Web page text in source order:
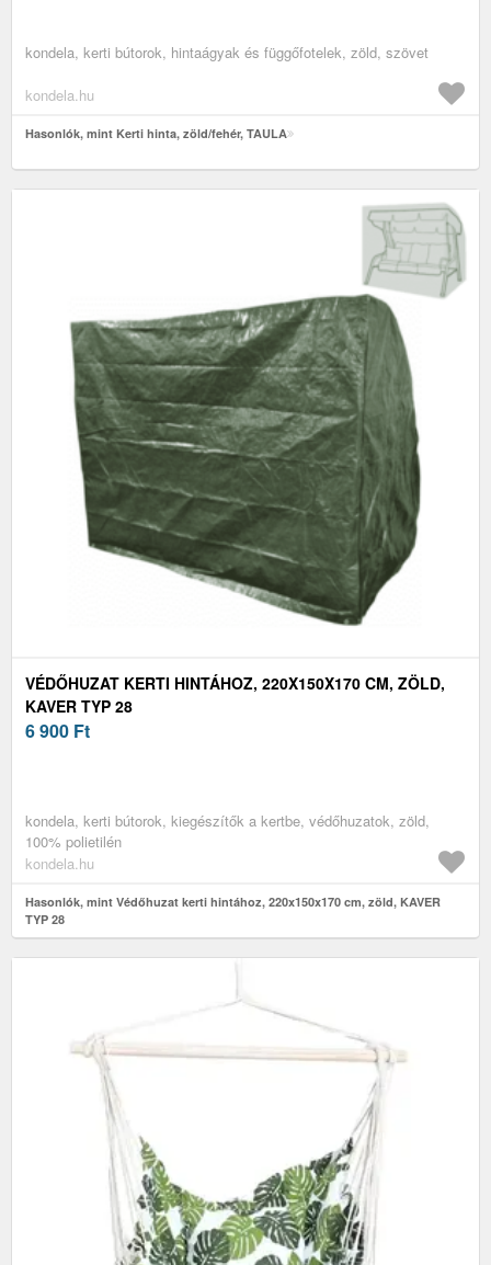
kondela, kerti bútorok, hintaágyak és függőfotelek, zöld, szövet
kondela.hu
Hasonlók, mint Kerti hinta, zöld/fehér, TAULA
VÉDŐHUZAT KERTI HINTÁHOZ, 220X150X170 CM, ZÖLD,
KAVER TYP 28
6 900 Ft
kondela, kerti bútorok, kiegészítők a kertbe, védőhuzatok, zöld,
100% polietilén
kondela.hu
Hasonlók, mint Védőhuzat kerti hintához, 220x150x170 cm, zöld, KAVER
TYP 28